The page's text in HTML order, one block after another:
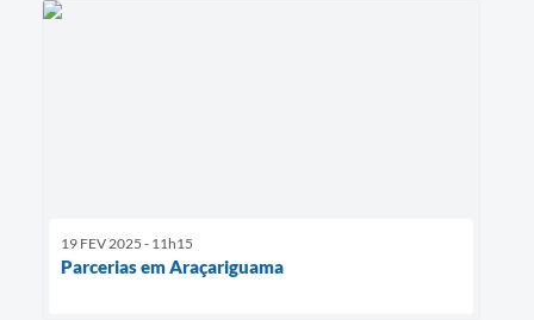
19 FEV 2025 - 11h15
Parcerias em Araçariguama